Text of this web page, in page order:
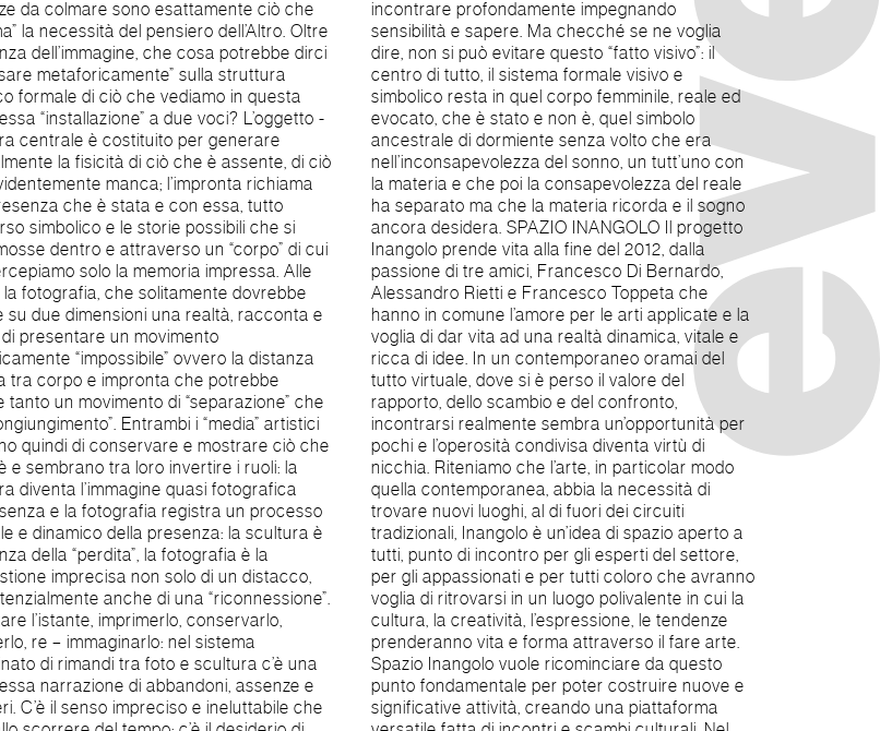
da colmare sono esattamente ciò che
la necessità del pensiero dell’Altro. Oltre
dell’immagine, che cosa potrebbe dirci
metaforicamente” sulla struttura
formale di ciò che vediamo in questa
“installazione” a due voci? L’oggetto -
centrale è costituito per generare
la fisicità di ciò che è assente, di ciò
manca; l’impronta richiama
che è stata e con essa, tutto
simbolico e le storie possibili che si
dentro e attraverso un “corpo” di cui
solo la memoria impressa. Alle
la fotografia, che solitamente dovrebbe
su due dimensioni una realtà, racconta e
presentare un movimento
“impossibile” ovvero la distanza
tra corpo e impronta che potrebbe
tanto un movimento di “separazione” che
Entrambi i “media” artistici
quindi di conservare e mostrare ciò che
e sembrano tra loro invertire i ruoli: la
diventa l’immagine quasi fotografica
e la fotografia registra un processo
e dinamico della presenza: la scultura è
della “perdita”, la fotografia è la
imprecisa non solo di un distacco,
anche di una “riconnessione”.
l’istante, imprimerlo, conservarlo,
re – immaginarlo: nel sistema
di rimandi tra foto e scultura c’è una
narrazione di abbandoni, assenze e
C’è il senso impreciso e ineluttabile che
profondamente impegnando
e sapere. Ma checché se ne voglia
si può evitare questo “fatto visivo”: il
di tutto, il sistema formale visivo e
resta in quel corpo femminile, reale ed
che è stato e non è, quel simbolo
di dormiente senza volto che era
del sonno, un tutt’uno con
e che poi la consapevolezza del reale
ma che la materia ricorda e il sogno
desidera. SPAZIO INANGOLO Il progetto
prende vita alla fine del 2012, dalla
di tre amici, Francesco Di Bernardo,
Rietti e Francesco Toppeta che
comune l’amore per le arti applicate e la
vita ad una realtà dinamica, vitale e
idee. In un contemporaneo oramai del
dove si è perso il valore del
dello scambio e del confronto,
realmente sembra un’opportunità per
l’operosità condivisa diventa virtù di
Riteniamo che l’arte, in particolar modo
abbia la necessità di
nuovi luoghi, al di fuori dei circuiti
Inangolo è un’idea di spazio aperto a
di incontro per gli esperti del settore,
e per tutti coloro che avranno
ritrovarsi in un luogo polivalente in cui la
la creatività, l’espressione, le tendenze
vita e forma attraverso il fare arte.
Inangolo vuole ricominciare da questo
per poter costruire nuove e
attività, creando una piattaforma